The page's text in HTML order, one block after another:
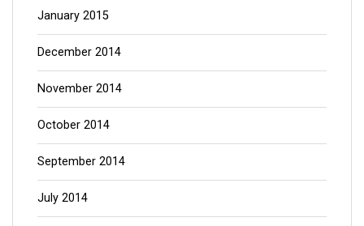
January 2015
December 2014
November 2014
October 2014
September 2014
July 2014